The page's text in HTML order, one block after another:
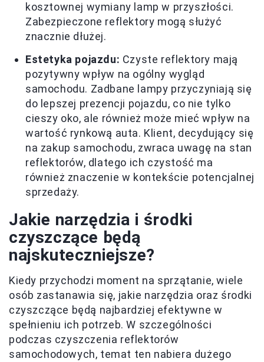
kosztownej wymiany lamp w przyszłości.
Zabezpieczone reflektory mogą służyć
znacznie dłużej.
Estetyka pojazdu: Czyste reflektory mają
pozytywny wpływ na ogólny wygląd
samochodu. Zadbane lampy przyczyniają się
do lepszej prezencji pojazdu, co nie tylko
cieszy oko, ale również może mieć wpływ na
wartość rynkową auta. Klient, decydujący się
na zakup samochodu, zwraca uwagę na stan
reflektorów, dlatego ich czystość ma
również znaczenie w kontekście potencjalnej
sprzedaży.
Jakie narzędzia i środki
czyszczące będą
najskuteczniejsze?
Kiedy przychodzi moment na sprzątanie, wiele
osób zastanawia się, jakie narzędzia oraz środki
czyszczące będą najbardziej efektywne w
spełnieniu ich potrzeb. W szczególności
podczas czyszczenia reflektorów
samochodowych, temat ten nabiera dużego